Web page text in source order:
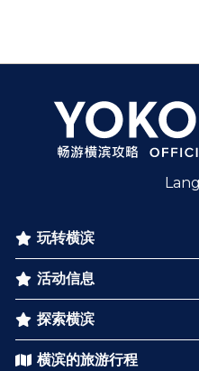
玩转横滨
活动信息
探索横滨
横滨的旅游行程